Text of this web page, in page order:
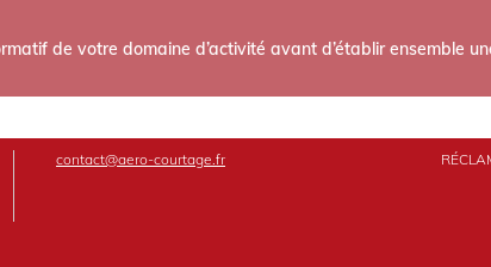
de votre domaine d’activité avant d’établir ensemble
contact@aero-courtage.fr